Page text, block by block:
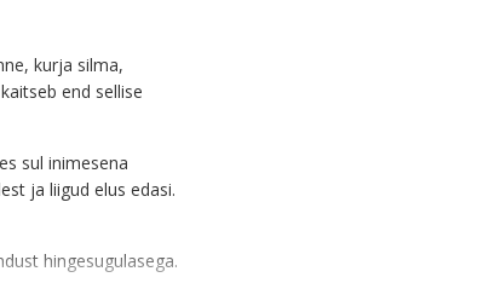
kurja silma,
end sellise
sul inimesena
ja liigud elus edasi.
hingesugulasega.